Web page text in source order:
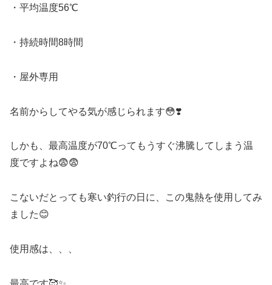
・平均温度56℃
・持続時間8時間
・屋外専用
名前からしてやる気が感じられます😳❣️
しかも、最高温度が70℃ってもうすぐ沸騰してしまう温
度ですよね😨😨
こないだとっても寒い釣行の日に、この鬼熱を使用してみ
ました😊
使用感は、、、